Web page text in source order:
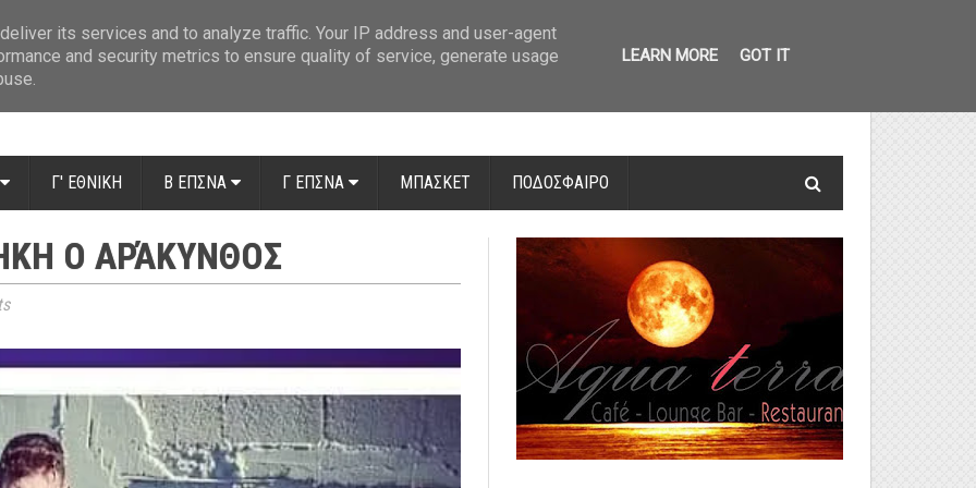
Γ' ΕΘΝΙΚΗ Β ΕΠΣΝΑ Γ ΕΠΣΝΑ ΜΠΑΣΚΕΤ ΠΟΔΟΣΦΑΙΡΟ
Ο ΑΡΆΚΥΝΘΟΣ
its services and to analyze traffic. Your IP address and user-agent
and security metrics to ensure quality of service, generate usage
LEARN MORE GOT IT